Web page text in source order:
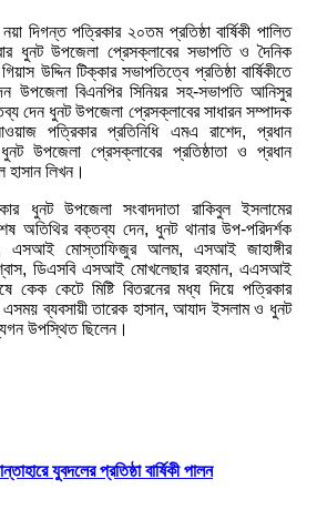
দিগন্ত পত্রিকার ২০তম প্রতিষ্ঠা বার্ষিকী পালিত
ধুনট উপজেলা প্রেসক্লাবের সভাপতি ও দৈনিক
উদ্দিন টিক্কার সভাপতিত্বে প্রতিষ্ঠা বার্ষিকীতে
উপজেলা বিএনপির সিনিয়র সহ-সভাপতি আনিসুর
দেন ধুনট উপজেলা প্রেসক্লাবের সাধারন সম্পাদক
পত্রিকার প্রতিনিধি এমএ রাশেদ, প্রধান
উপজেলা প্রেসক্লাবের প্রতিষ্ঠাতা ও প্রধান
হাসান লিখন।
ধুনট উপজেলা সংবাদদাতা রাকিবুল ইসলামের
অতিথির বক্তব্য দেন, ধুনট থানার উপ-পরিদর্শক
এসআই মোস্তাফিজুর আলম, এসআই জাহাঙ্গীর
ডিএসবি এসআই মোখলেছার রহমান, এএসআই
কেটে মিষ্টি বিতরনের মধ্য দিয়ে পত্রিকার
এসময় ব্যবসায়ী তারেক হাসান, আযাদ ইসলাম ও ধুনট
উপস্থিত ছিলেন।
যুবদলের প্রতিষ্ঠা বার্ষিকী পালন